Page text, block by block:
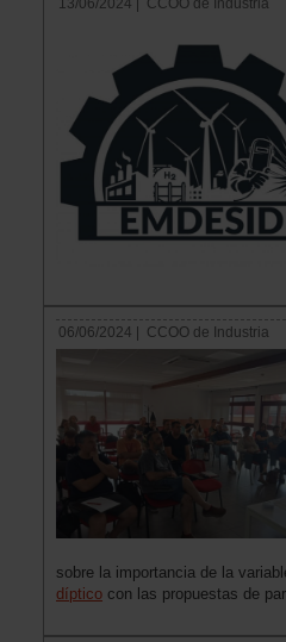
13/06/2024 | CCOO de Industria
06/06/2024 | CCOO de Industria
sobre la importancia de la
díptico con las propuestas de